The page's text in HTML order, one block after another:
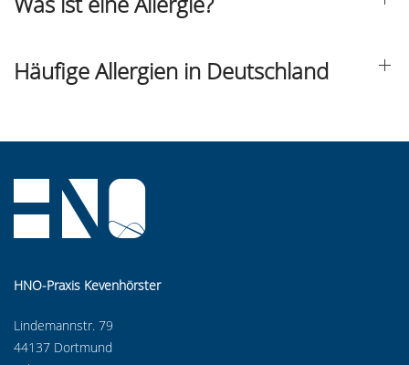
Häufige Allergien in Deutschland
HNO-Praxis Kevenhörster
Lindemannstr. 79
44137 Dortmund